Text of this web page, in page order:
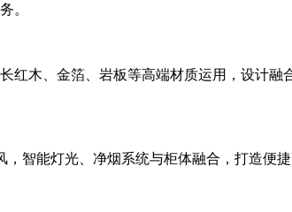
。
木、金箔、岩板等高端材质运用，设计融
智能灯光、净烟系统与柜体融合，打造便